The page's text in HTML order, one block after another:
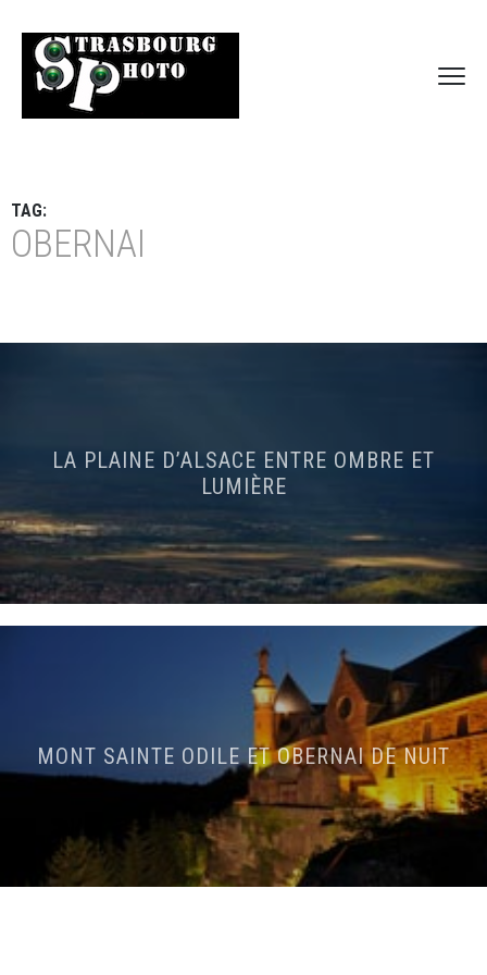
TAG:
OBERNAI
LA PLAINE D’ALSACE ENTRE OMBRE ET
LUMIÈRE
MONT SAINTE ODILE ET OBERNAI DE NUIT